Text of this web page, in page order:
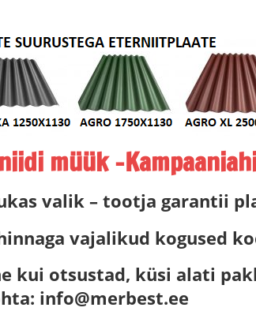
müük -
valik – tootja garantii
vajalikud kogused
kui otsustad, küsi alati
info@merbest.ee